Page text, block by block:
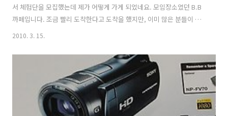
서 체험단을 모집했는데 제가 어떻게 가게 되었네요. 모임장소였던 B.B
까페입니다. 조금 빨리 도착한다고 도착을 했지만, 이미 많은 분들이 와
계시더군요. 오자마자 닉네임을 확인하고 명찰을 받고, 정해진 자리에 앉
앉았는데 앞에 계신분 수첩이 눈에 먼저 들어왔습니다. 티스토리 우수블
로거 분들 받은 몰스킨 수첩이 있더군요. 딱 티스토리 분이란걸 알아봤네
요. 인사를 나눴습니다. 36.5 몽상가님 이었습니다. 사진에 대한 그리고
리뷰에 대한 자세한 내용을 다루고 있는 불로거 분이시죠. 그리고 옆자리
에는 네이버 블로거 분이 계셨습니다. 명함을 드렸는데, 블로그 주소를
2010. 3. 15.